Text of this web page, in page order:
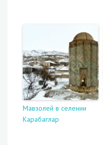
Мавзолей в селении
Карабаглар